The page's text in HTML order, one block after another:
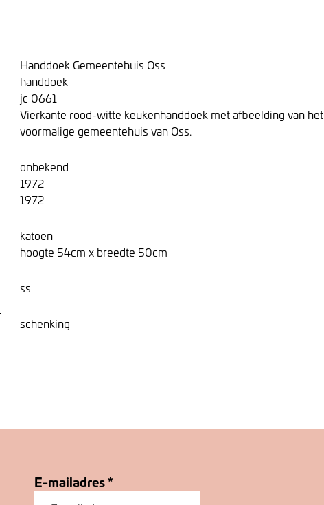
Handdoek Gemeentehuis Oss
handdoek
jc 0661
Vierkante rood-witte keukenhanddoek met afbeelding van het
voormalige gemeentehuis van Oss.
onbekend
1972
1972
katoen
hoogte 54cm x breedte 50cm
ss
schenking
E-mailadres*